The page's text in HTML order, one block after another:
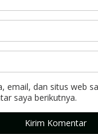
email, dan situs web
saya berikutnya.